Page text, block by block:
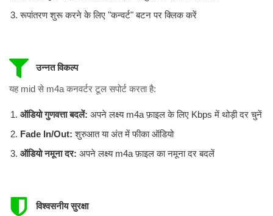
रूपांतरण शुरू करने के लिए "कन्वर्ट" बटन पर क्लिक करें
उन्नत विकल्प
यह mid से m4a कनवर्टर टूल सपोर्ट करता है:
ऑडियो गुणवत्ता बदलें: अपने लक्ष्य m4a फ़ाइल के लिए Kbps में थोड़ी दर चुनें
Fade In/Out:शुरुआत या अंत में फीका ऑडियो
ऑडियो नमूना दर: अपने लक्ष्य m4a फ़ाइल का नमूना दर बदलें
विश्वसनीय सुरक्षा